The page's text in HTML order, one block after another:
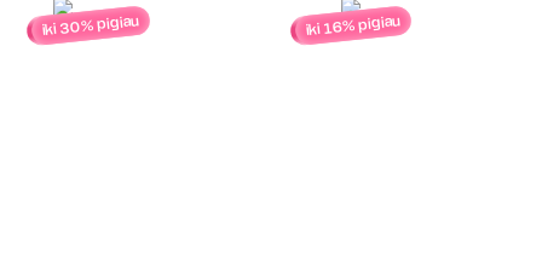
iki 30% pigiau iki 16% pigiau